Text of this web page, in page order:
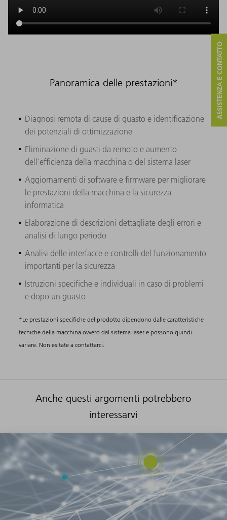
Panoramica delle prestazioni*
Diagnosi remota di cause di guasto e identificazione
dei potenziali di ottimizzazione
Eliminazione di guasti da remoto e aumento
dell'efficienza della macchina o del sistema laser
Aggiornamenti di software e firmware per migliorare
le prestazioni della macchina e la sicurezza
informatica
Elaborazione di descrizioni dettagliate degli errori e
analisi di lungo periodo
Analisi delle interfacce e controlli del funzionamento
importanti per la sicurezza
Istruzioni specifiche e individuali in caso di problemi
e dopo un guasto
*Le prestazioni specifiche del prodotto dipendono dalle caratteristiche
tecniche della macchina ovvero dal sistema laser e possono quindi
variare. Non esitate a contattarci.
Anche questi argomenti potrebbero
interessarvi
ASSISTENZA E CONTATTO